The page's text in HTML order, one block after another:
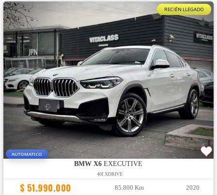
RECIÉN LLEGADO
AUTOMATICO
BMW X6 EXECUTIVE
40I XDRIVE
$ 51.990.000 85.800 Km 2020